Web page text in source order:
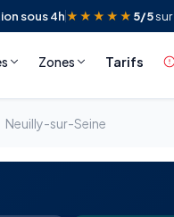
sous 4h★★★★★ 5/5
Zones Tarifs
Neuilly-sur-Seine